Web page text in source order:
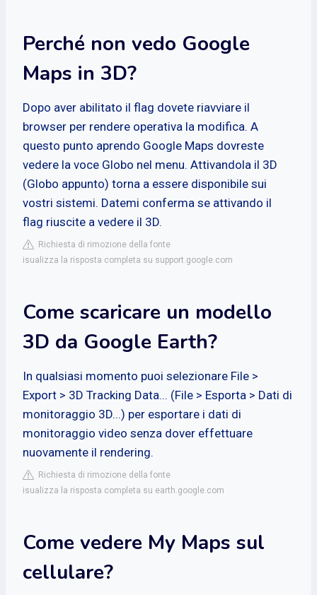
Perché non vedo Google
Maps in 3D?
Dopo aver abilitato il flag dovete riavviare il
browser per rendere operativa la modifica. A
questo punto aprendo Google Maps dovreste
vedere la voce Globo nel menu. Attivandola il 3D
(Globo appunto) torna a essere disponibile sui
vostri sistemi. Datemi conferma se attivando il
flag riuscite a vedere il 3D.
Richiesta di rimozione della fonte
isualizza la risposta completa su support.google.com
Come scaricare un modello
3D da Google Earth?
In qualsiasi momento puoi selezionare File >
Export > 3D Tracking Data... (File > Esporta > Dati di
monitoraggio 3D...) per esportare i dati di
monitoraggio video senza dover effettuare
nuovamente il rendering.
Richiesta di rimozione della fonte
isualizza la risposta completa su earth.google.com
Come vedere My Maps sul
cellulare?